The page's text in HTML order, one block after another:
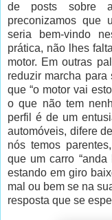
de posts sobre
preconizamos que
seria bem-vindo
prática, não lhes
motor. Em outras
reduzir marcha
que “o motor vai
o que não tem
perfil é de um
automóveis, difere
nós temos
que um carro
estando em giro
mal ou bem se na
resposta que se